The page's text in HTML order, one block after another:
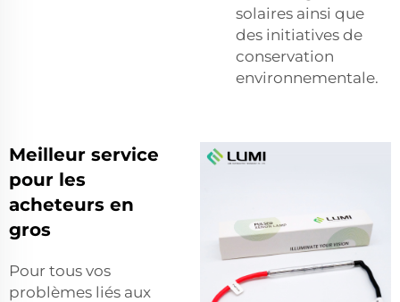
solaires ainsi que
des initiatives de
conservation
environnementale.
Meilleur service
pour les
acheteurs en
gros
Pour tous vos
problèmes liés aux